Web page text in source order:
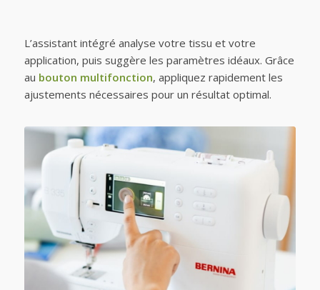
L’assistant intégré analyse votre tissu et votre
application, puis suggère les paramètres idéaux. Grâce
au bouton multifonction, appliquez rapidement les
ajustements nécessaires pour un résultat optimal.